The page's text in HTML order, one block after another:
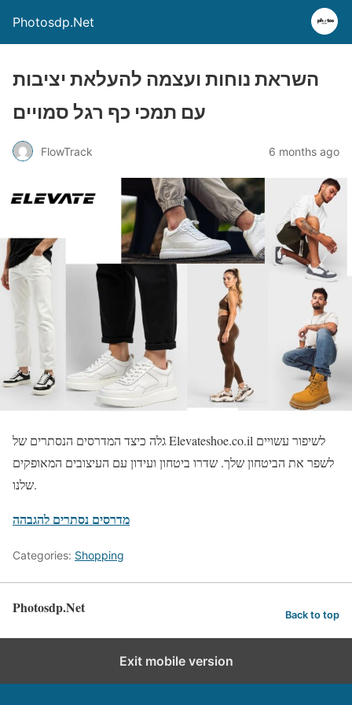
Photosdp.Net
השראת נוחות ועצמה להעלאת יציבות
עם תמכי כף רגל סמויים
FlowTrack 6 months ago
גלה כיצד המדרסים הנסתרים של Elevateshoe.co.il לשיפור עשויים
לשפר את הביטחון שלך. שדרו ביטחון ועידון עם העיצובים המאופקים
שלנו.
מדרסים נסתרים להגבהה
Categories: Shopping
Photosdp.Net Back to top
Exit mobile version